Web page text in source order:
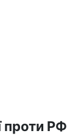
проти РФ